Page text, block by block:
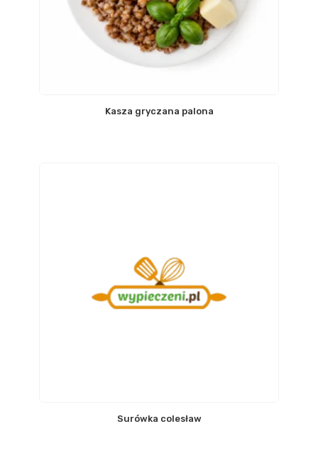
Kasza gryczana palona
Surówka colesław